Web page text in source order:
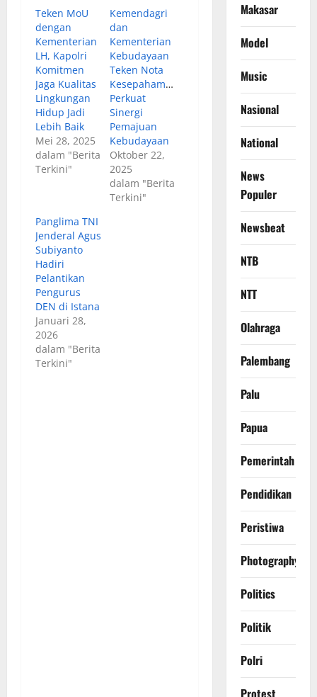
Teken MoU
dengan
Kementerian
LH, Kapolri
Komitmen
Jaga Kualitas
Lingkungan
Hidup Jadi
Lebih Baik
Mei 28, 2025
dalam "Berita
Terkini"
Kemendagri
dan
Kementerian
Kebudayaan
Teken Nota
Kesepahaman
Perkuat
Sinergi
Pemajuan
Kebudayaan
Oktober 22,
2025
dalam "Berita
Terkini"
​Panglima TNI
Jenderal Agus
Subiyanto
Hadiri
Pelantikan
Pengurus
DEN di Istana
Januari 28,
2026
dalam "Berita
Terkini"
Makasar
Model
Music
Nasional
National
News
Populer
Newsbeat
NTB
NTT
Olahraga
Palembang
Palu
Papua
Pemerintah
Pendidikan
Peristiwa
Photography
Politics
Politik
Polri
Protest